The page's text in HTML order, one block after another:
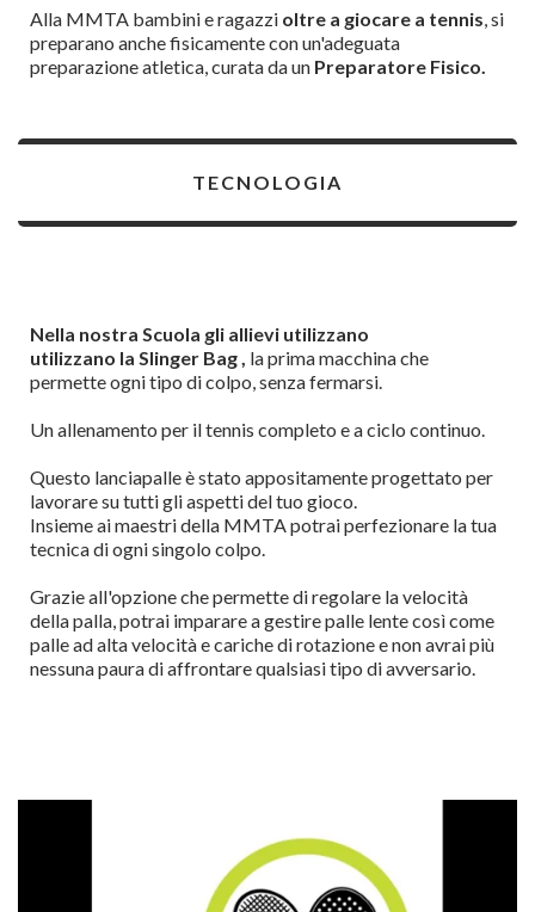
Alla MMTA bambini e ragazzi oltre a giocare a tennis, si
preparano anche fisicamente con un'adeguata
preparazione atletica, curata da un Preparatore Fisico.
TECNOLOGIA
Nella nostra Scuola gli allievi utilizzano
utilizzano la Slinger Bag , la prima macchina che
permette ogni tipo di colpo, senza fermarsi.
Un allenamento per il tennis completo e a ciclo continuo.
Questo lanciapalle è stato appositamente progettato per
lavorare su tutti gli aspetti del tuo gioco.
Insieme ai maestri della MMTA potrai perfezionare la tua
tecnica di ogni singolo colpo.
Grazie all'opzione che permette di regolare la velocità
della palla, potrai imparare a gestire palle lente così come
palle ad alta velocità e cariche di rotazione e non avrai più
nessuna paura di affrontare qualsiasi tipo di avversario.